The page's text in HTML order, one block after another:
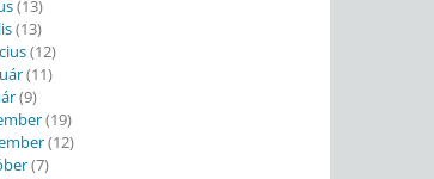
(13)
(13)
(12)
(11)
(9)
(19)
(12)
(7)